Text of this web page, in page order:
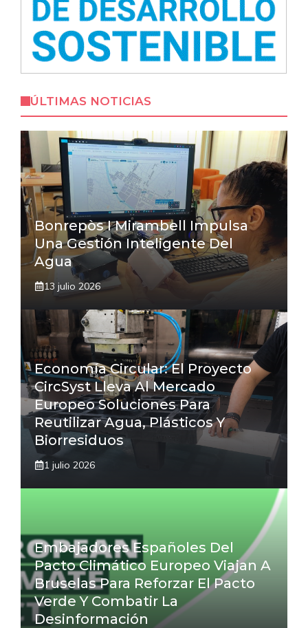
ÚLTIMAS NOTICIAS
Bonrepòs I Mirambell Impulsa
Una Gestión Inteligente Del
Agua
13 julio 2026
Economía Circular: El Proyecto
CircSyst Lleva Al Mercado
Europeo Soluciones Para
Reutilizar Agua, Plásticos Y
Biorresiduos
1 julio 2026
Embajadores Españoles Del
Pacto Climático Europeo Viajan A
Bruselas Para Reforzar El Pacto
Verde Y Combatir La
Desinformación